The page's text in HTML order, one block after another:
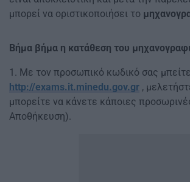
μπορεί να οριστικοποιήσει το
Βήμα βήμα η κατάθεση του
1. Με τον προσωπικό κωδικό σας
http://exams.it.minedu.gov.gr ,
μπορείτε να κάνετε κάποιες
Αποθήκευση).